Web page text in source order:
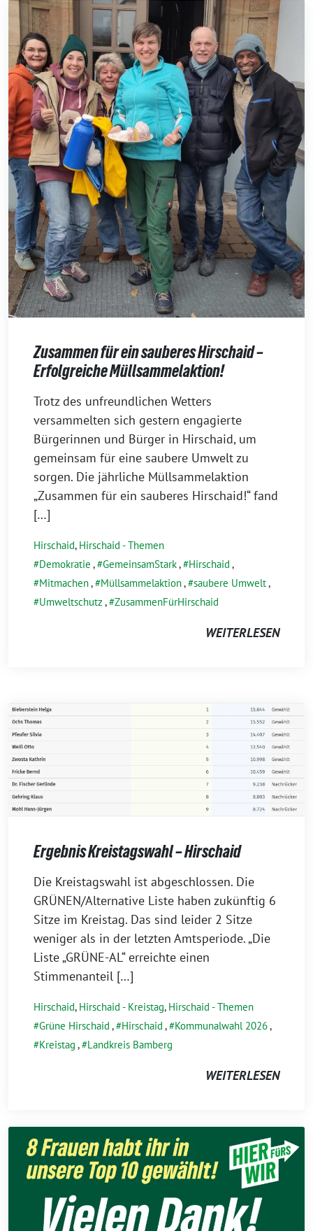
Zusammen für ein sauberes Hirschaid –
Erfolgreiche Müllsammelaktion!
16.
März
2026
Trotz des unfreundlichen Wetters
versammelten sich gestern engagierte
Bürgerinnen und Bürger in Hirschaid, um
gemeinsam für eine saubere Umwelt zu
sorgen. Die jährliche Müllsammelaktion
„Zusammen für ein sauberes Hirschaid!“ fand
[…]
Hirschaid, Hirschaid - Themen
Demokratie , GemeinsamStark, Hirschaid ,
Mitmachen, Müllsammelaktion, saubere Umwelt,
Umweltschutz , ZusammenFürHirschaid
WEITERLESEN
Ergebnis Kreistagswahl – Hirschaid
12.
März
2026
Die Kreistagswahl ist abgeschlossen. Die
GRÜNEN/Alternative Liste haben zukünftig 6
Sitze im Kreistag. Das sind leider 2 Sitze
weniger als in der letzten Amtsperiode. „Die
Liste „GRÜNE-AL“ erreichte einen
Stimmenanteil […]
Hirschaid, Hirschaid - Kreistag, Hirschaid - Themen
Grüne Hirschaid , Hirschaid , Kommunalwahl 2026,
Kreistag , Landkreis Bamberg
WEITERLESEN